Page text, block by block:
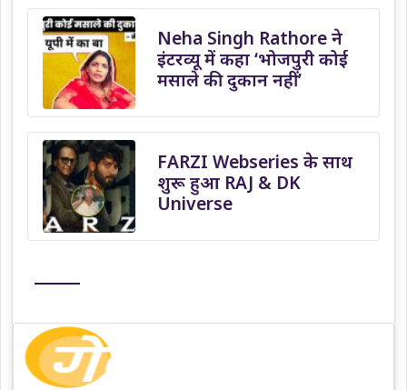
Neha Singh Rathore ने
इंटरव्यू में कहा ‘भोजपुरी कोई
मसाले की दुकान नहीं’
FARZI Webseries के साथ
शुरू हुआ RAJ & DK
Universe